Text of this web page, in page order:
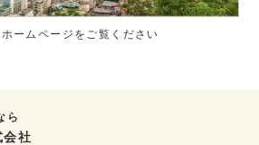
ームページをご覧ください
ら
会社